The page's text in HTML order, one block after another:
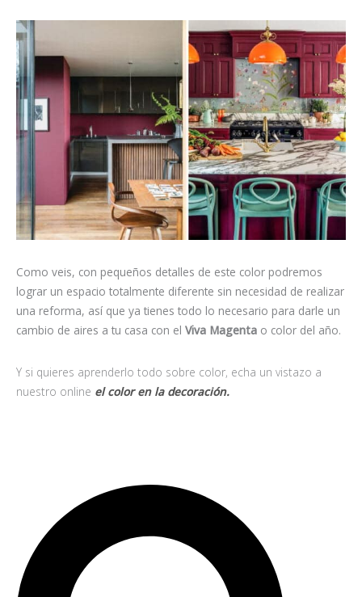
Como veis, con pequeños detalles de este color podremos
lograr un espacio totalmente diferente sin necesidad de realizar
una reforma, así que ya tienes todo lo necesario para darle un
cambio de aires a tu casa con el Viva Magenta o color del año.
Y si quieres aprenderlo todo sobre color, echa un vistazo a
nuestro online el color en la decoración.
aa